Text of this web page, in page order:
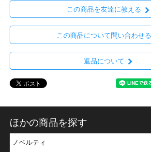
この商品を友達に教える
この商品について問い合わせる
返品について
ほかの商品を探す